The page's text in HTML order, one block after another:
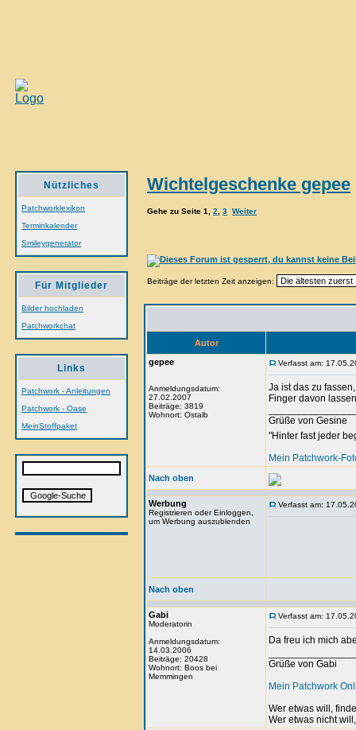
Nützliches
Patchworklexikon
Terminkalender
Smileygenerator
Für Mitglieder
Bilder hochladen
Patchworkchat
Links
Patchwork - Anleitungen
Patchwork - Oase
MeinStoffpaket
Wichtelgeschenke gepee
Gehe zu Seite 1 2 3 Weiter
Beiträge der letzten Zeit anzeigen:
Autor
gepee
Anmeldungsdatum:
27.02.2007
Beiträge: 3819
Wohnort: Ostalb
Verfasst am:
Ja ist das zu
Finger davon
Grüße von Gesine
"Hinter fast jeder
Mein Patchwork-
Nach oben
Werbung
Registrieren oder Einloggen,
um Werbung auszublenden
Verfasst am:
Nach oben
Gabi
Moderatorin
Anmeldungsdatum:
14.03.2006
Beiträge: 20428
Wohnort: Boos bei
Memmingen
Verfasst am:
Da freu ich mich
Grüße von Gabi
Mein Patchwork
Wer etwas will,
Wer etwas nicht